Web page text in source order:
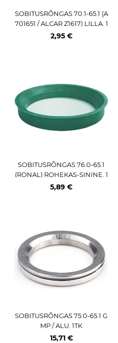
SOBITUSRÕNGAS 70.1-65.1 (A
701651 / ALCAR Z1617) LILLA. 1
TK
2,95 €
SOBITUSRÕNGAS 76.0-65.1
(RONAL) ROHEKAS-SININE. 1
TK
5,89 €
SOBITUSRÕNGAS 75.0-65.1 G
MP / ALU. 1TK
15,71 €